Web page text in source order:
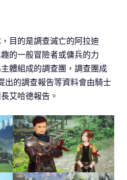
目的是調查滅亡的阿拉迪
的一般冒險者或傭兵的力
體組成的調查團，調查團成
出的調查報告等資料會由騎士
艾哈德報告。